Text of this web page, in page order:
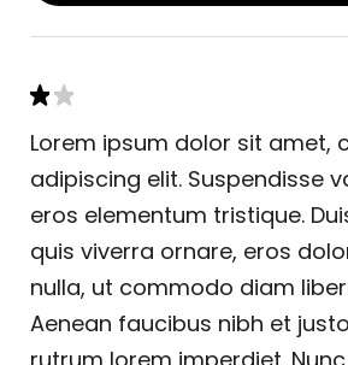
Lorem ipsum dolor sit amet,
adipiscing elit. Suspendisse
eros elementum tristique.
quis viverra ornare, eros
nulla, ut commodo diam
Aenean faucibus nibh et